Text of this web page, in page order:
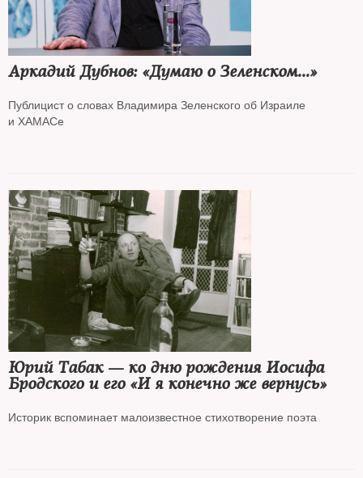
Аркадий Дубнов: «Думаю о Зеленском...»
Публицист о словах Владимира Зеленского об Израиле
и ХАМАСе
Юрий Табак — ко дню рождения Иосифа
Бродского и его «И я конечно же вернусь»
Историк вспоминает малоизвестное стихотворение поэта